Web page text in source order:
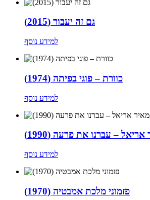
גם זה יעבור (2015)
למידע נוסף
כוורת – פוגי בפיתה (1974)
למידע נוסף
אריאל – עברנו את פרעה (1990)
למידע נוסף
פזמוני מלכת אמבטיה (1970)